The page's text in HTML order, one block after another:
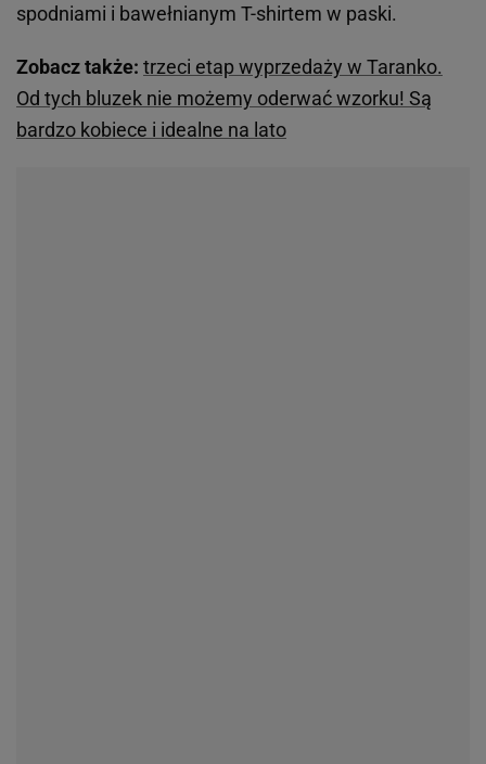
spodniami i bawełnianym T-shirtem w paski.
Zobacz także: trzeci etap wyprzedaży w Taranko.
Od tych bluzek nie możemy oderwać wzorku! Są
bardzo kobiece i idealne na lato